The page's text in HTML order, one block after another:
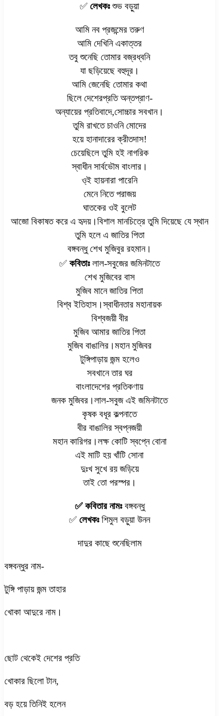
✅ লেখকঃশুভ বড়ুয়া
আমি নব প্রজন্মের তরুণ
আমি দেখিনি একাত্তর
তবু শুনেছি তোমার বজ্রধ্বনি
যা ছড়িয়েছে বহুদূর।
আমি জেনেছি তোমার কথা
ছিলে দেশেরপ্রতি অন্তপ্রাণ-
অন্যায়ের প্রতিবাদে,সোচ্চার সবখান।
তুমি রাখতে চাওনি মোদের
হয়ে হানাদারের ক্রীতদাস!
চেয়েছিলে তুমি হই নাগরিক
স্বাধীন সার্বভৌম বাংলার।
ও্ই হায়নারা পারেনি
মেনে নিতে পরাজয়
ঘাতকের ওই বুলেট
আজো বিকাষত করে এ হৃদয়।বিশাল মানচিত্রে তুমি দিয়েছে যে স্থান
তুমি হলে এ জাতির পিতা
বঙ্গবন্ধু শেখ মুজিবুর রহমান।
✅ কবিতাঃ লাল-সবুজের জমিনটাতে
শেখ মুজিবের বাস
মুজিব মানে জাতির পিতা
বিশ্ব ইতিহাস।স্বাধীনতার মহানায়ক
বিশ্বজয়ী বীর
মুজিব আমার জাতির পিতা
মুজিব বাঙালির।মহান মুজিবর
টুঙ্গিপাড়ায় জন্ম হলেও
সবখানে তার ঘর
বাংলাদেশের প্রতিকণায়
জনক মুজিবর।লাল-সবুজ এই জমিনটাতে
কৃষক বধূর কল্পনাতে
বীর বাঙালির স্বপ্নজয়ী
মহান কারিগর।লক্ষ কোটি স্বপ্নে বোনা
এই মাটি হয় খাঁটি সোনা
দুঃখ সুখে রয় জড়িয়ে
তাই তো পরস্পর।
✅ কবিতার নামঃবঙ্গবন্ধু
✅ লেখকঃ শিমুল বড়ুয়া উনন
দাদুর কাছে শুনেছিলাম
বঙ্গবন্ধুর নাম-
টুঙ্গি পাড়ায় জন্ম তাহার
খোকা আদুরে নাম।
ছোট থেকেই দেশের প্রতি
খোকার ছিলো টান,
বড় হয়ে তিনিই হলেন